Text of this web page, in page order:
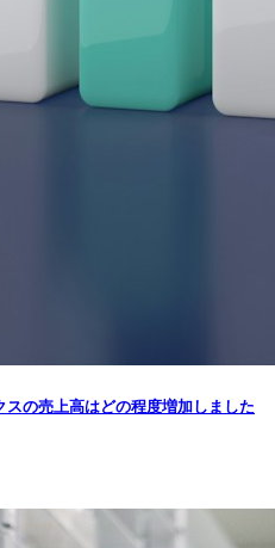
の売上高はどの程度増加しました